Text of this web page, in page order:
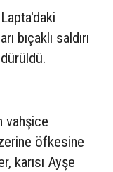
bıçaklı saldırı
vahşice
öfkesine
karısı Ayşe